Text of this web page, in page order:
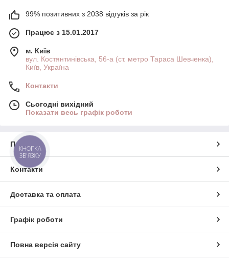
99% позитивних з 2038 відгуків за рік
Працює з 15.01.2017
м. Київ
вул. Костянтинівська, 56-а (ст. метро Тараса Шевченка),
Київ, Україна
Контакти
Сьогодні вихідний
Показати весь графік роботи
Про нас
Контакти
Доставка та оплата
Графік роботи
Повна версія сайту
КНОПКА
ЗВ'ЯЗКУ